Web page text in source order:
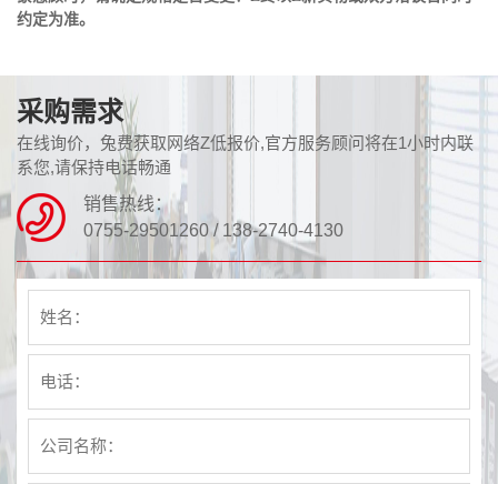
约定为准。
采购需求
在线询价，兔费获取网络Z低报价,官方服务顾问将在1小时内联
系您,请保持电话畅通
销售热线：
0755-29501260 / 138-2740-4130